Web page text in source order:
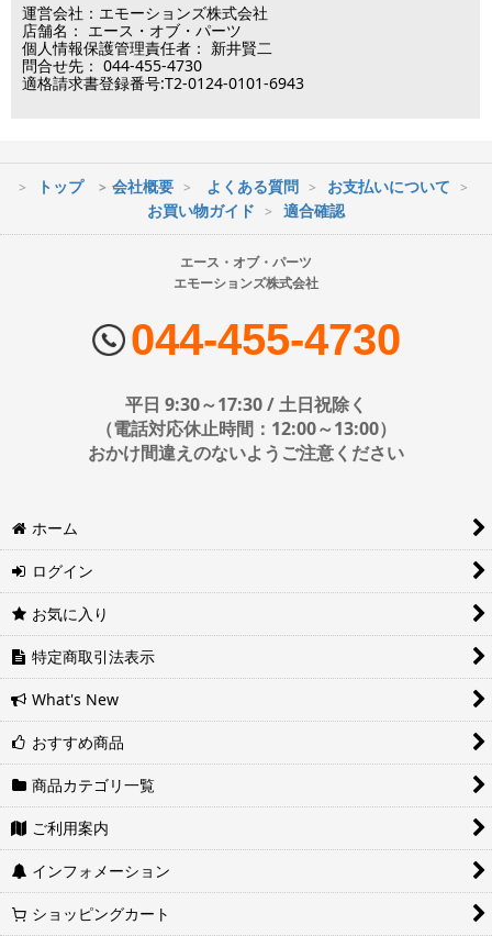
※最短到着をご希望の場合、時間指定不可の地域があります。
※配送業者の状況により荷物に遅延が生じる場合もございますので
ヤマト運輸・佐川急便・日本郵便・西濃運輸を使用しております。
配送会社はお選びいただけません。
時間指定は下記の通りです。
日時指定は4日後以降の指定となります。それ以前の日時指定をご希
望の場合は備考欄に記入をお願いします。
■地域ごとの最短配達日時について
い。
ヤマト運輸サービスレベル一覧表(PDF)
西濃運輸サービスレベル一覧表(PDF)
営業時間：09:30～17:30
（電話対応休止時間：12:00～13:00）
土日祝日は出荷業務のみ行います。
土日祝日は電話・メールのお問い合わせ返信は
運営会社：エモーションズ株式会社
店舗名： エース・オブ・パーツ
個人情報保護管理責任者： 新井賢二
問合せ先： 044-455-4730
適格請求書登録番号:T2-0124-0101-6943
トップ 会社概要 よくある質問
お支払いについて
お買い物ガイド
適合確認
エース・オブ・パーツ
エモーションズ株式会社
044-455-4730
平日 9:30～17:30 / 土日祝除く
（電話対応休止時間：12:00～13:00）
おかけ間違えのないようご注意ください
ホーム
ログイン
お気に入り
特定商取引法表示
What's New
おすすめ商品
商品カテゴリ一覧
ご利用案内
インフォメーション
ショッピングカート